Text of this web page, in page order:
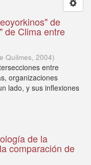
de
de Clima entre
Quilmes, 2004)
entre
organizaciones
lado, y sus inflexiones
de la
comparación de